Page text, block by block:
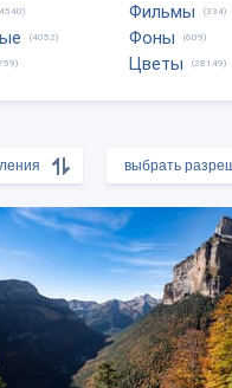
(4052)
Фильмы (334)
Фоны (609)
Цветы (28149)